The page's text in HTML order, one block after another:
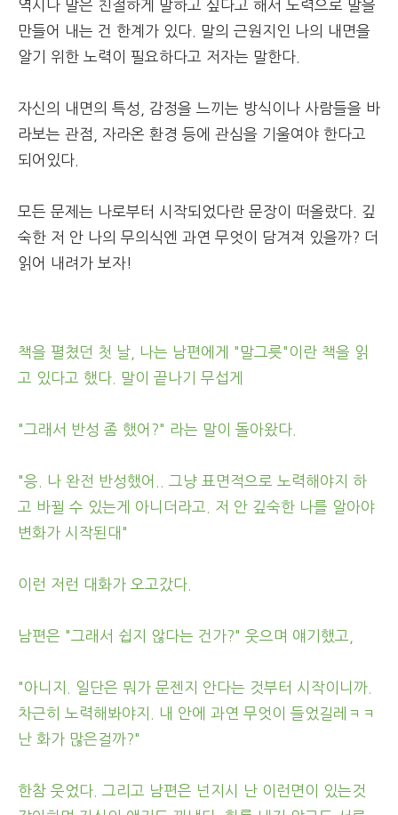
역시나 말은 친절하게 말하고 싶다고 해서 노력으로 말을
만들어 내는 건 한계가 있다. 말의 근원지인 나의 내면을
알기 위한 노력이 필요하다고 저자는 말한다.
자신의 내면의 특성, 감정을 느끼는 방식이나 사람들을 바
라보는 관점, 자라온 환경 등에 관심을 기울여야 한다고
되어있다.
모든 문제는 나로부터 시작되었다란 문장이 떠올랐다. 깊
숙한 저 안 나의 무의식엔 과연 무엇이 담겨져 있을까? 더
읽어 내려가 보자!
책을 펼쳤던 첫 날, 나는 남편에게 "말그릇"이란 책을 읽
고 있다고 했다. 말이 끝나기 무섭게
"그래서 반성 좀 했어?" 라는 말이 돌아왔다.
"응. 나 완전 반성했어.. 그냥 표면적으로 노력해야지 하
고 바뀔 수 있는게 아니더라고. 저 안 깊숙한 나를 알아야
변화가 시작된대"
이런 저런 대화가 오고갔다.
남편은 "그래서 쉽지 않다는 건가?" 웃으며 얘기했고,
"아니지. 일단은 뭐가 문젠지 안다는 것부터 시작이니까.
차근히 노력해봐야지. 내 안에 과연 무엇이 들었길레ㅋㅋ
난 화가 많은걸까?"
한참 웃었다. 그리고 남편은 넌지시 난 이런면이 있는것